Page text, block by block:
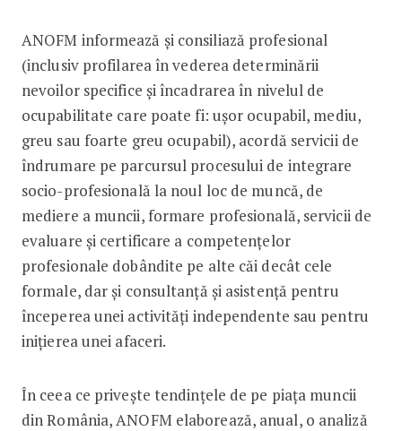
ANOFM informează și consiliază profesional
(inclusiv profilarea în vederea determinării
nevoilor specifice și încadrarea în nivelul de
ocupabilitate care poate fi: ușor ocupabil, mediu,
greu sau foarte greu ocupabil), acordă servicii de
îndrumare pe parcursul procesului de integrare
socio-profesională la noul loc de muncă, de
mediere a muncii, formare profesională, servicii de
evaluare și certificare a competențelor
profesionale dobândite pe alte căi decât cele
formale, dar și consultanță și asistență pentru
începerea unei activități independente sau pentru
inițierea unei afaceri.
În ceea ce privește tendințele de pe piața muncii
din România, ANOFM elaborează, anual, o analiză